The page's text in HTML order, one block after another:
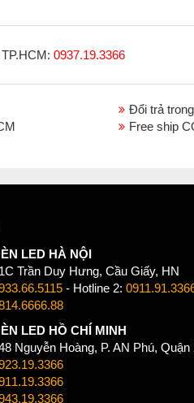
0937.19.3366
Đổi trả
Free ship
LED HÀ NỘI
Trần Duy Hưng, Cầu Giấy, HN
- Hotline 2:
LED HỒ CHÍ MINH
Nguyễn Hoàng, P. AN Phú, Quận